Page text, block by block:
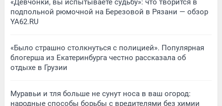
«Девчонки, вы испытываете судьбу»: что творится в
подпольной рюмочной на Березовой в Рязани — обзор
YA62.RU
«Было страшно столкнуться с полицией». Популярная
блогерша из Екатеринбурга честно рассказала об
отдыхе в Грузии
Муравьи и тля больше не сунут носа в ваш огород:
народные способы борьбы с вредителями без химии